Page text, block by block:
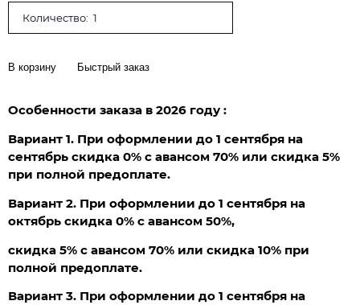
Количество:
В корзину Быстрый заказ
Особенности заказа в 2026 году :
Вариант 1. При оформлении до 1 сентября на
сентябрь скидка 0% с авансом 70% или скидка 5%
при полной предоплате.
Вариант 2. При оформлении до 1 сентября на
октябрь скидка 0% с авансом 50%,
скидка 5% с авансом 70% или скидка 10% при
полной предоплате.
Вариант 3. При оформлении до 1 сентября на